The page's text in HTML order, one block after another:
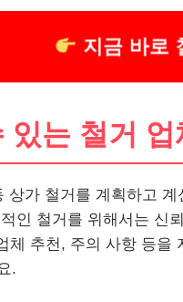
지금 바로
있는 철거
상가 철거를 계획하고
인 철거를 위해서는 신
체 추천, 주의 사항 등을
.